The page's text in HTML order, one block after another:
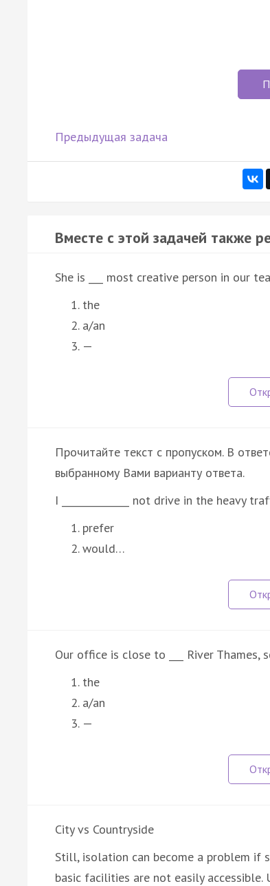
Предыдущая задача
Вместе с этой задачей также
She is ___ most creative person in our
the
a/an
—
Прочитайте текст с пропуском. В
выбранному Вами варианту ответа.
I ______________ not drive in the heavy
prefer
would…
Our office is close to ___ River Thames,
the
a/an
—
City vs Countryside
Still, isolation can become a problem if
basic facilities are not easily